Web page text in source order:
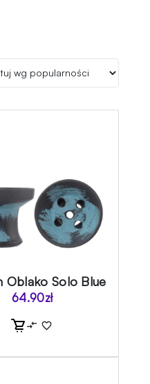
Oblako Solo Blue
64.90zł